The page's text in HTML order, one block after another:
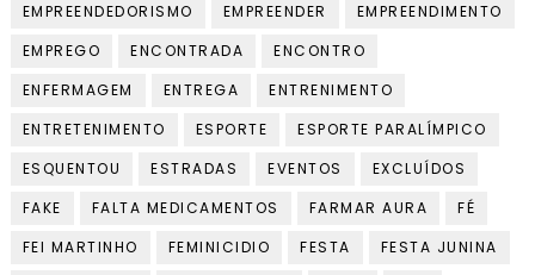
EMPREENDEDORISMO
EMPREENDER
EMPREENDIMENTO
EMPREGO
ENCONTRADA
ENCONTRO
ENFERMAGEM
ENTREGA
ENTRENIMENTO
ENTRETENIMENTO
ESPORTE
ESPORTE PARALÍMPICO
ESQUENTOU
ESTRADAS EVENTOS
EXCLUÍDOS
FAKE
FALTA MEDICAMENTOS FARMAR AURA
FÉ
FEI MARTINHO
FEMINICIDIO FESTA
FESTA JUNINA